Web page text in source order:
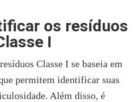
os resíduos
I
Classe I se baseia em
permitem identificar suas
Além disso, é